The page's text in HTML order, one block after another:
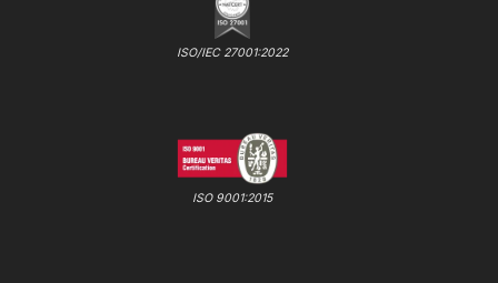
ISO/IEC 27001:2022
ISO 9001:2015